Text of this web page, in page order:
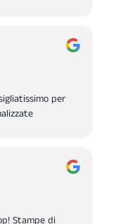
per
Stampe di